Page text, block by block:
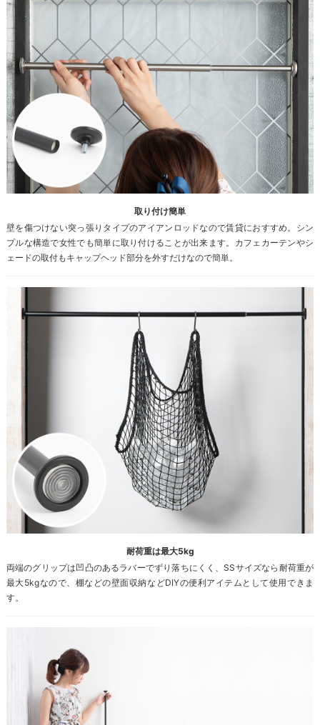
取り付け簡単
壁を傷つけない突っ張りタイプのアイアンロッドなので賃貸におすすめ。シン
プルな構造で女性でも簡単に取り付けることが出来ます。カフェカーテンやシ
ェードの取付もキャップヘッド部分を外すだけなので簡単。
耐荷重は最大5kg
両端のグリップは凹凸のあるラバーでずり落ちにくく、SSサイズなら耐荷重が
最大5kgなので、棚などの壁面収納などDIYの便利アイテムとして使用できま
す。